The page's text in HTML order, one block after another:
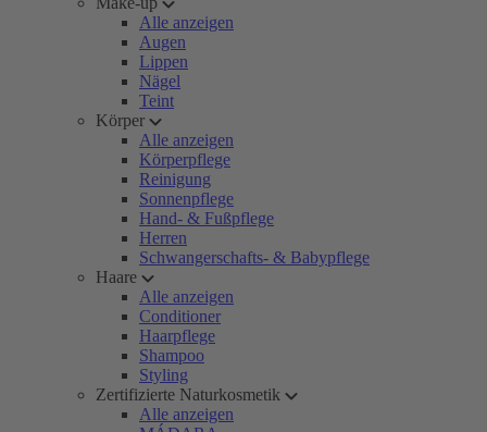
Alle anzeigen
Augen
Lippen
Nägel
Teint
Körper
Alle anzeigen
Körperpflege
Reinigung
Sonnenpflege
Hand- & Fußpflege
Herren
Schwangerschafts- & Babypflege
Haare
Alle anzeigen
Conditioner
Haarpflege
Shampoo
Styling
Zertifizierte Naturkosmetik
Alle anzeigen